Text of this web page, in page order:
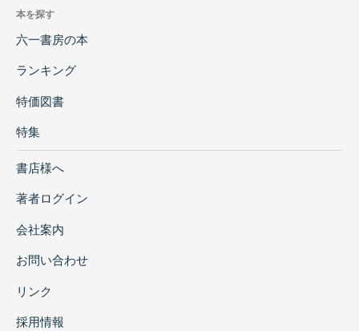
本を探す
六一書房の本
ランキング
特価図書
特集
書店様へ
著者ログイン
会社案内
お問い合わせ
リンク
採用情報